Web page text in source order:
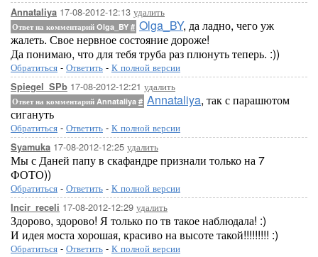
Annataliya 17-08-2012-12:13 удалить
Ответ на комментарий Olga_BY # Olga_BY, да ладно, чего уж
жалеть. Свое нервное состояние дороже!
Да понимаю, что для тебя труба раз плюнуть теперь. :))
Обратиться - Ответить - К полной версии
Spiegel_SPb 17-08-2012-12:21 удалить
Ответ на комментарий Annataliya # Annataliya, так с парашютом
сигануть
Обратиться - Ответить - К полной версии
Syamuka 17-08-2012-12:25 удалить
Мы с Даней папу в скафандре признали только на 7
ФОТО))
Обратиться - Ответить - К полной версии
Incir_receli 17-08-2012-12:29 удалить
Здорово, здорово! Я только по тв такое наблюдала! :)
И идея моста хорошая, красиво на высоте такой!!!!!!!!! :)
Обратиться - Ответить - К полной версии